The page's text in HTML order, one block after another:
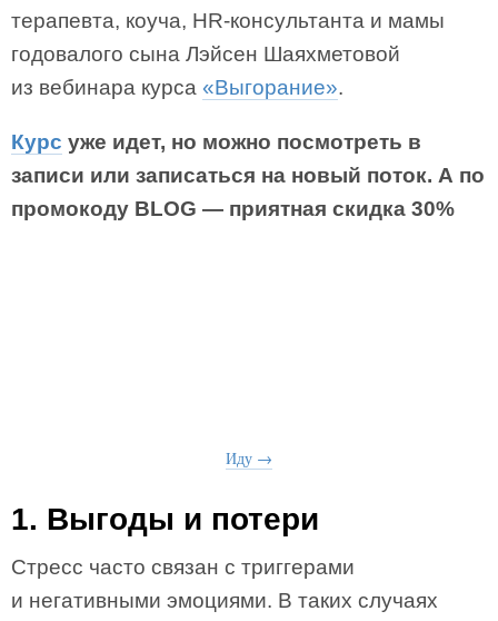
терапевта, коуча, HR-консультанта и мамы
годовалого сына Лэйсен Шаяхметовой
из вебинара курса «Выгорание».
Курс уже идет, но можно посмотреть в
записи или записаться на новый поток. А по
промокоду BLOG — приятная скидка 30%
Иду →
1. Выгоды и потери
Стресс часто связан с триггерами
и негативными эмоциями. В таких случаях